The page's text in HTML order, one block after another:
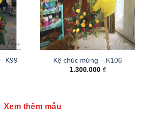
K99
Kệ chúc mừng – K106
1.300.000 ₫
Xem thêm mẫu